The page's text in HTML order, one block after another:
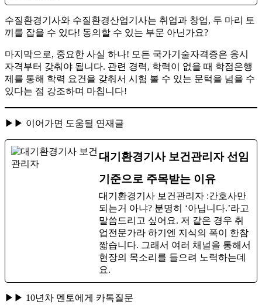
수질환경기사와 수질환경산업기사는 취업과 창업, 두 마리 토
끼를 잡을 수 있다! 동의할 수 있는 부문 아닌가요?
​마지막으로, 중요한 사실 하나! 모든 국가기술자격증은 응시
자격부터 갖춰야 됩니다. 관련 경력, 학력이 없을 때 학점은행
제를 통해 학력 요건을 갖춰서 시험 볼 수 있는 문턱을 넘을 수
있다는 점 강조하며 마칩니다!
▶▶ 이어가면 도움될 연재글
대기환경기사 보건관리자 선임
기준으로 주목받는 이유
대기환경기사 보건관리자 :간호사만
되는거 아냐? 분명히 ‘아닙니다.’라고
말씀드리고 싶어요. 저 같은 경우 취
업전문가라 하기엔 지식의 폭이 한참
짧습니다. 그래서 여러 채널을 통해서
현장의 목소리를 들으려 노력하는데
요.
▶▶ 10년차 멘토에게 카톡질문